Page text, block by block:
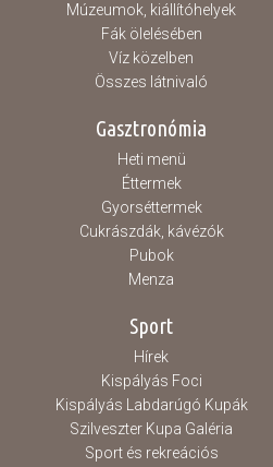
Múzeumok, kiállítóhelyek
Fák ölelésében
Víz közelben
Összes látnivaló
Gasztronómia
Heti menü
Éttermek
Gyorséttermek
Cukrászdák, kávézók
Pubok
Menza
Sport
Hírek
Kispályás Foci
Kispályás Labdarúgó Kupák
Szilveszter Kupa Galéria
Sport és rekreációs